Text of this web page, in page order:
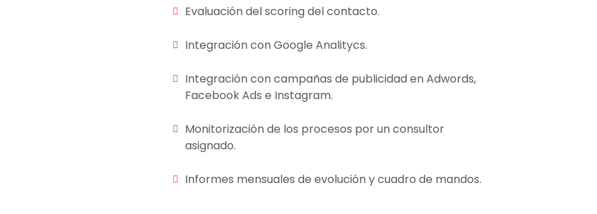
Evaluación del scoring del contacto.
Integración con Google Analitycs.
Integración con campañas de publicidad en Adwords,
Facebook Ads e Instagram.
Monitorización de los procesos por un consultor
asignado.
Informes mensuales de evolución y cuadro de mandos.